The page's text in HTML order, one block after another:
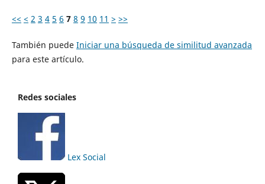
<< < 2 3 4 5 6 7 8 9 10 11 > >>
También puede Iniciar una búsqueda de similitud avanzada
para este artículo.
Redes sociales
Lex Social